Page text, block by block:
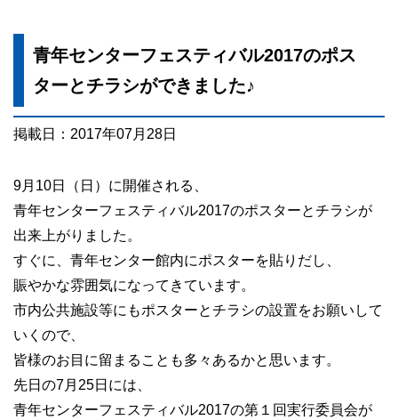
青年センターフェスティバル2017のポス
ターとチラシができました♪
掲載日：2017年07月28日
9月10日（日）に開催される、
青年センターフェスティバル2017のポスターとチラシが
出来上がりました。
すぐに、青年センター館内にポスターを貼りだし、
賑やかな雰囲気になってきています。
市内公共施設等にもポスターとチラシの設置をお願いして
いくので、
皆様のお目に留まることも多々あるかと思います。
先日の7月25日には、
青年センターフェスティバル2017の第１回実行委員会が